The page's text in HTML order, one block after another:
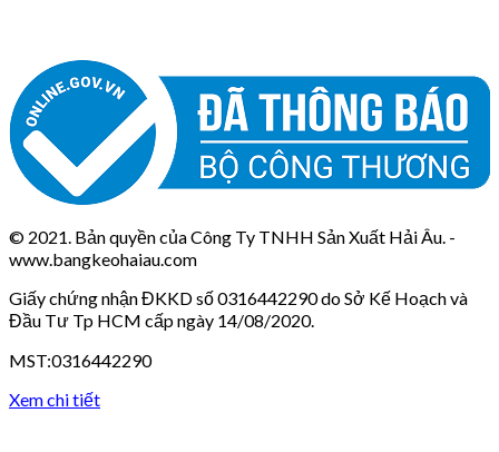
© 2021. Bản quyền của Công Ty TNHH Sản Xuất Hải Âu. -
www.bangkeohaiau.com
Giấy chứng nhận ĐKKD số 0316442290 do Sở Kế Hoạch và
Đầu Tư Tp HCM cấp ngày 14/08/2020.
MST:0316442290
Xem chi tiết